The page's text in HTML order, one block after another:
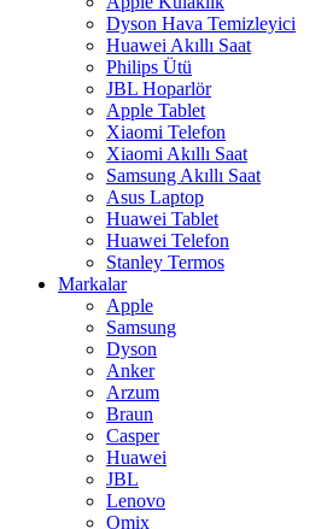
Dyson Hava Temizleyici
Huawei Akıllı Saat
Philips Ütü
JBL Hoparlör
Apple Tablet
Xiaomi Telefon
Xiaomi Akıllı Saat
Samsung Akıllı Saat
Asus Laptop
Huawei Tablet
Huawei Telefon
Stanley Termos
Markalar
Apple
Samsung
Dyson
Anker
Arzum
Braun
Casper
Huawei
JBL
Lenovo
Omix